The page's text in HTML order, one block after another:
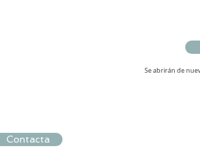
Contacta
Se abrirán de